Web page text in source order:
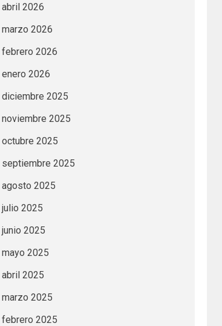
abril 2026
marzo 2026
febrero 2026
enero 2026
diciembre 2025
noviembre 2025
octubre 2025
septiembre 2025
agosto 2025
julio 2025
junio 2025
mayo 2025
abril 2025
marzo 2025
febrero 2025